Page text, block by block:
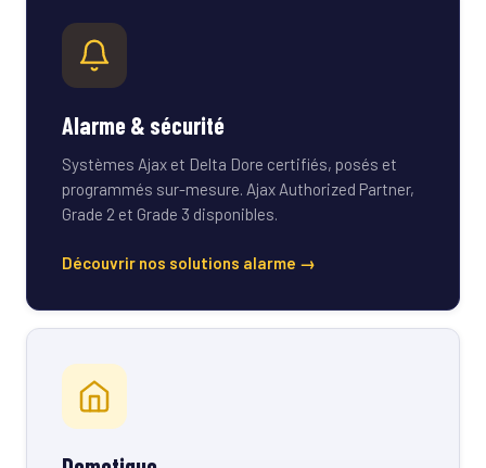
Alarme & sécurité
Systèmes Ajax et Delta Dore certifiés, posés et
programmés sur-mesure. Ajax Authorized Partner,
Grade 2 et Grade 3 disponibles.
Découvrir nos solutions alarme →